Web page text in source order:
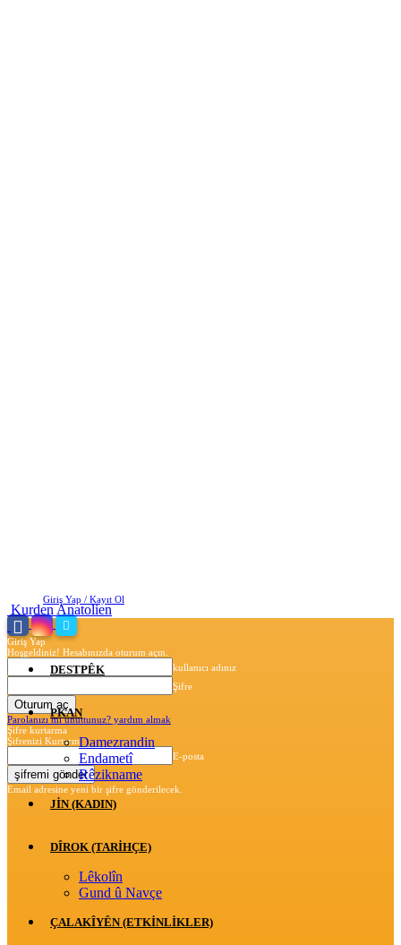
Giriş Yap / Kayıt Ol
Giriş Yap
Hoşgeldiniz! Hesabınızda oturum açın.
kullanıcı adınız
Şifre
Parolanızı mı unuttunuz? yardım almak
Şifre kurtarma
Şifrenizi Kurtarın
E-posta
Email adresine yeni bir şifre gönderilecek.
Kurden Anatolien
DESTPÊK
PKAN
Damezrandin
Endametî
Rêzikname
JİN (KADIN)
DÎROK (TARİHÇE)
Lêkolîn
Gund û Navçe
ÇALAKÎYÊN (ETKINLIKLER)